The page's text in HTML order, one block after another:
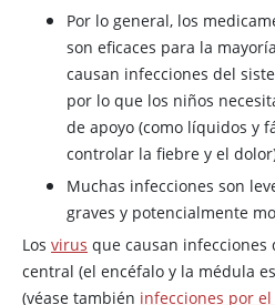
Por lo general, los
son eficaces para la
causan infecciones del
por lo que los niños
de apoyo (como líquidos y
controlar la fiebre y el
Muchas infecciones son
graves y potencialmente
Los virus que causan infecciones
central (el encéfalo y la médula
(véase también infecciones por